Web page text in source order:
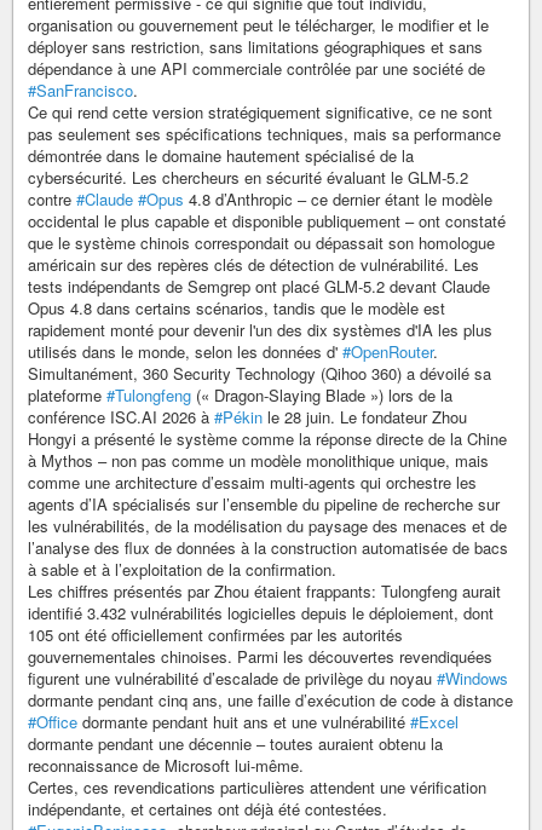
organisation ou gouvernement peut le télécharger, le modifier et le
déployer sans restriction, sans limitations géographiques et sans
dépendance à une API commerciale contrôlée par une société de
#SanFrancisco.
Ce qui rend cette version stratégiquement significative, ce ne sont
pas seulement ses spécifications techniques, mais sa performance
démontrée dans le domaine hautement spécialisé de la
cybersécurité. Les chercheurs en sécurité évaluant le GLM-5.2
contre #Claude #Opus 4.8 d’Anthropic – ce dernier étant le modèle
occidental le plus capable et disponible publiquement – ont constaté
que le système chinois correspondait ou dépassait son homologue
américain sur des repères clés de détection de vulnérabilité. Les
tests indépendants de Semgrep ont placé GLM-5.2 devant Claude
Opus 4.8 dans certains scénarios, tandis que le modèle est
rapidement monté pour devenir l'un des dix systèmes d'IA les plus
utilisés dans le monde, selon les données d' #OpenRouter.
Simultanément, 360 Security Technology (Qihoo 360) a dévoilé sa
plateforme #Tulongfeng (« Dragon-Slaying Blade ») lors de la
conférence ISC.AI 2026 à #Pékin le 28 juin. Le fondateur Zhou
Hongyi a présenté le système comme la réponse directe de la Chine
à Mythos – non pas comme un modèle monolithique unique, mais
comme une architecture d’essaim multi-agents qui orchestre les
agents d’IA spécialisés sur l’ensemble du pipeline de recherche sur
les vulnérabilités, de la modélisation du paysage des menaces et de
l’analyse des flux de données à la construction automatisée de bacs
à sable et à l’exploitation de la confirmation.
Les chiffres présentés par Zhou étaient frappants: Tulongfeng aurait
identifié 3.432 vulnérabilités logicielles depuis le déploiement, dont
105 ont été officiellement confirmées par les autorités
gouvernementales chinoises. Parmi les découvertes revendiquées
figurent une vulnérabilité d’escalade de privilège du noyau #Windows
dormante pendant cinq ans, une faille d’exécution de code à distance
#Office dormante pendant huit ans et une vulnérabilité #Excel
dormante pendant une décennie – toutes auraient obtenu la
reconnaissance de Microsoft lui-même.
Certes, ces revendications particulières attendent une vérification
indépendante, et certaines ont déjà été contestées.